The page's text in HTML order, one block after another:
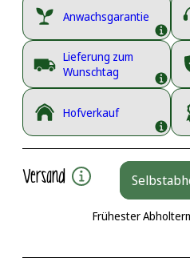
Anwachsgarantie
Lieferung zum
Wunschtag
Hofverkauf
Versand
Frühester